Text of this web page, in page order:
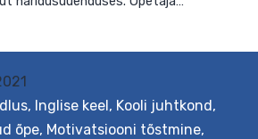
et oma kogemust mõtestada.
Toimetulek
määramatusega
tehnoloogia
, Inglise keel, Kooli juhtkond,
õpe, Motivatsiooni tõstmine,